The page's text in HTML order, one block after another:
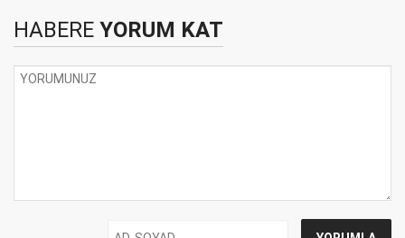
HABERE YORUM KAT